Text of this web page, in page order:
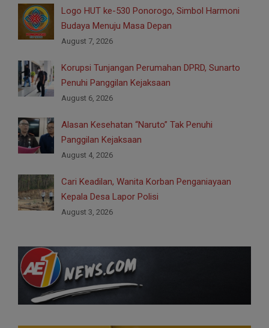
Logo HUT ke-530 Ponorogo, Simbol Harmoni
Budaya Menuju Masa Depan
August 7, 2026
Korupsi Tunjangan Perumahan DPRD, Sunarto
Penuhi Panggilan Kejaksaan
August 6, 2026
Alasan Kesehatan “Naruto” Tak Penuhi
Panggilan Kejaksaan
August 4, 2026
Cari Keadilan, Wanita Korban Penganiayaan
Kepala Desa Lapor Polisi
August 3, 2026